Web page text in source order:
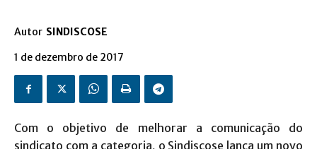
Autor SINDISCOSE
1 de dezembro de 2017
Com o objetivo de melhorar a comunicação do
sindicato com a categoria, o Sindiscose lança um novo